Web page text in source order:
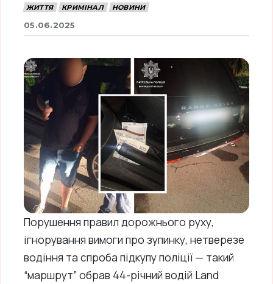
ЖИТТЯ КРИМІНАЛ НОВИНИ
05.06.2025
Порушення правил дорожнього руху,
ігнорування вимоги про зупинку, нетверезе
водіння та спроба підкупу поліції — такий
“маршрут” обрав 44-річний водій Land